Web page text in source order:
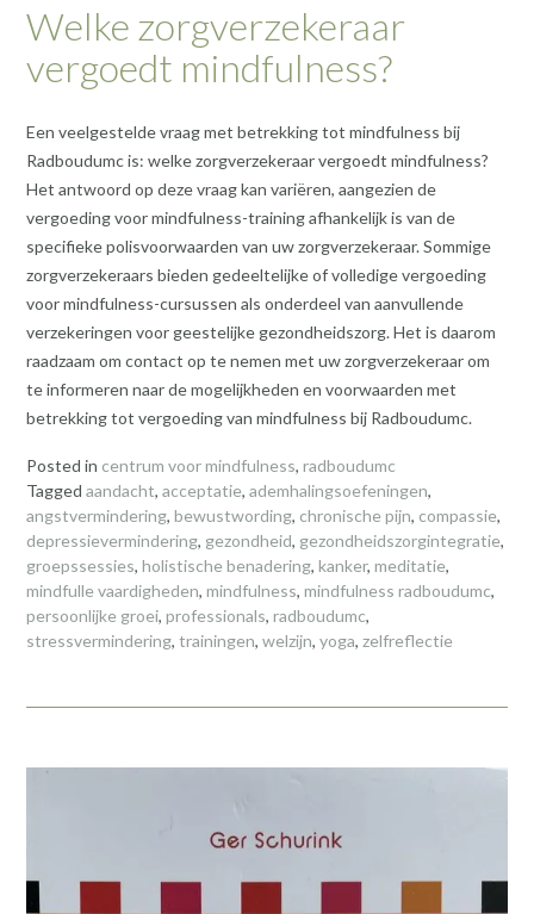
Welke zorgverzekeraar
vergoedt mindfulness?
Een veelgestelde vraag met betrekking tot mindfulness bij
Radboudumc is: welke zorgverzekeraar vergoedt mindfulness?
Het antwoord op deze vraag kan variëren, aangezien de
vergoeding voor mindfulness-training afhankelijk is van de
specifieke polisvoorwaarden van uw zorgverzekeraar. Sommige
zorgverzekeraars bieden gedeeltelijke of volledige vergoeding
voor mindfulness-cursussen als onderdeel van aanvullende
verzekeringen voor geestelijke gezondheidszorg. Het is daarom
raadzaam om contact op te nemen met uw zorgverzekeraar om
te informeren naar de mogelijkheden en voorwaarden met
betrekking tot vergoeding van mindfulness bij Radboudumc.
Posted in centrum voor mindfulness, radboudumc
Tagged aandacht, acceptatie, ademhalingsoefeningen,
angstvermindering, bewustwording, chronische pijn, compassie,
depressievermindering, gezondheid, gezondheidszorgintegratie,
groepssessies, holistische benadering, kanker, meditatie,
mindfulle vaardigheden, mindfulness, mindfulness radboudumc,
persoonlijke groei, professionals, radboudumc,
stressvermindering, trainingen, welzijn, yoga, zelfreflectie